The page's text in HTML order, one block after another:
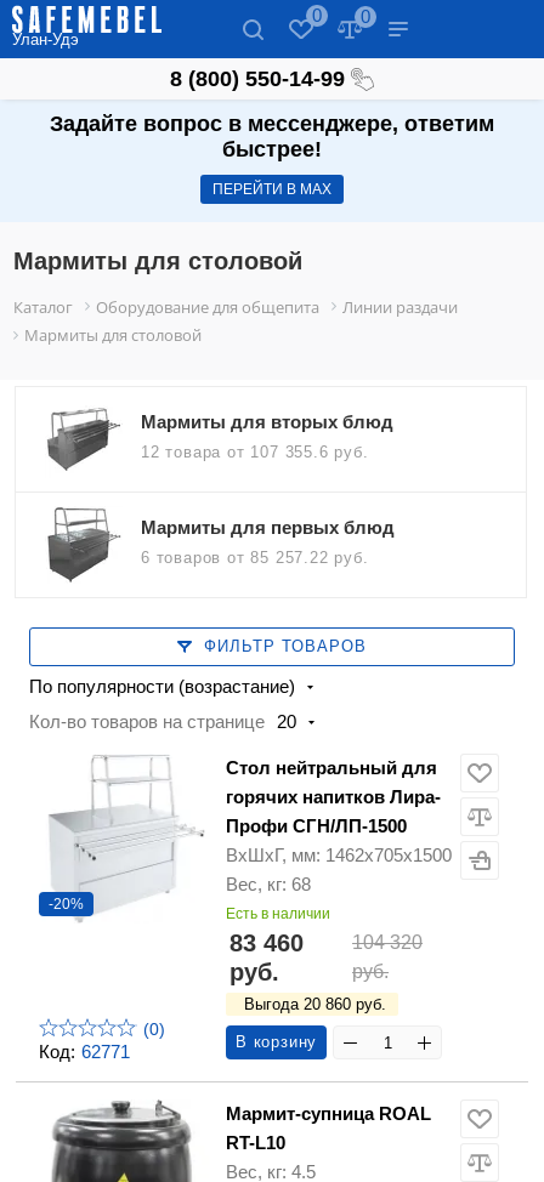
Улан-Удэ
0 0
8 (800) 550-14-99
Задайте вопрос в мессенджере, ответим
быстрее!
ПЕРЕЙТИ В МАХ
Мармиты для столовой
Каталог Оборудование для общепита
Линии раздачи
Мармиты для столовой
Мармиты для вторых блюд
12 товара от 107 355.6 руб.
Мармиты для первых блюд
6 товаров от 85 257.22 руб.
ФИЛЬТР ТОВАРОВ
По популярности (возрастание)
Кол-во товаров на странице
20
Код: 62771
-20%
(0)
Стол нейтральный для
горячих напитков Лира-
Профи СГН/ЛП-1500
ВхШхГ, мм: 1462х705х1500
Вес, кг: 68
Есть в наличии
83 460
руб.
104 320
руб.
Выгода 20 860 руб.
В корзину
Мармит-супница ROAL
RT-L10
Вес, кг: 4.5